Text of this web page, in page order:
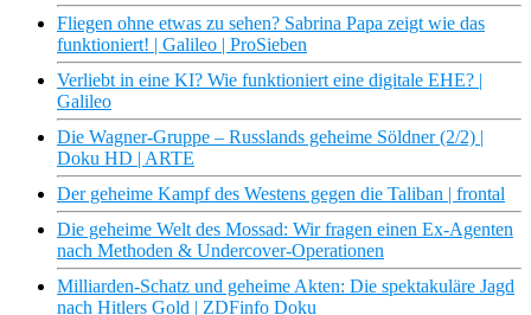
Fliegen ohne etwas zu sehen? Sabrina Papa zeigt wie das
funktioniert! | Galileo | ProSieben
Verliebt in eine KI? Wie funktioniert eine digitale EHE? |
Galileo
Die Wagner-Gruppe – Russlands geheime Söldner (2/2) |
Doku HD | ARTE
Der geheime Kampf des Westens gegen die Taliban | frontal
Die geheime Welt des Mossad: Wir fragen einen Ex-Agenten
nach Methoden & Undercover-Operationen
Milliarden-Schatz und geheime Akten: Die spektakuläre Jagd
nach Hitlers Gold | ZDFinfo Doku